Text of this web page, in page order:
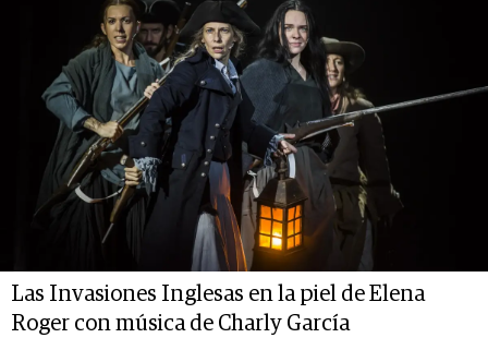
Las Invasiones Inglesas en la piel de Elena
Roger con música de Charly García